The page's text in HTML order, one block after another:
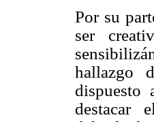
Por su
ser
hallazgo
dispuesto
destacar